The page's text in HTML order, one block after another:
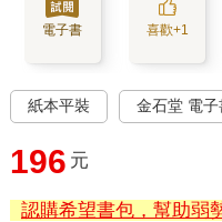
電子書 喜歡+1
紙本平裝 金石堂 電子
196 元
認購希望書包，幫助弱